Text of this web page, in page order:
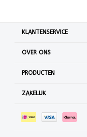
KLANTENSERVICE
OVER ONS
PRODUCTEN
ZAKELIJK